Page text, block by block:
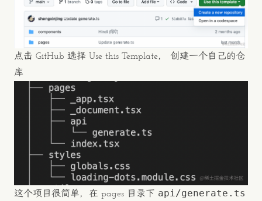
点击 GitHub 选择 Use this Template， 创建一个自己的仓
库
这个项目很简单，在 pages 目录下 api/generate.ts